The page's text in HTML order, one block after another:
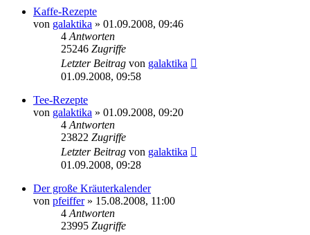
Kaffe-Rezepte
von galaktika » 01.09.2008, 09:46
4 Antworten
25246 Zugriffe
Letzter Beitrag von galaktika
01.09.2008, 09:58
Tee-Rezepte
von galaktika » 01.09.2008, 09:20
4 Antworten
23822 Zugriffe
Letzter Beitrag von galaktika
01.09.2008, 09:28
Der große Kräuterkalender
von pfeiffer» 15.08.2008, 11:00
4 Antworten
23995 Zugriffe